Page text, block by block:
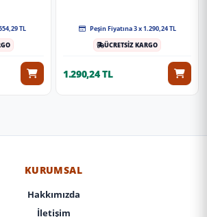
TL
Peşin Fiyatına 3 x 1.290,24 TL
ÜCRETSİZ KARGO
1.290,24 TL
KURUMSAL
Hakkımızda
İletişim